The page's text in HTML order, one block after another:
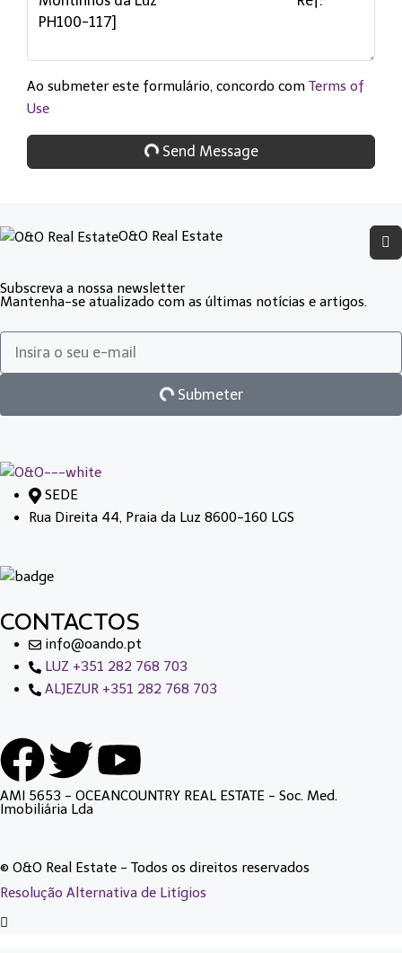
Ao submeter este formulário, concordo com Terms of
Use
Send Message
O&O Real Estate
Subscreva a nossa newsletter
Mantenha-se atualizado com as últimas notícias e artigos.
Submeter
SEDE
Rua Direita 44, Praia da Luz 8600-160 LGS
CONTACTOS
info@oando.pt
LUZ +351 282 768 703
ALJEZUR +351 282 768 703
AMI 5653 - OCEANCOUNTRY REAL ESTATE - Soc. Med.
Imobiliária Lda
© O&O Real Estate - Todos os direitos reservados
Resolução Alternativa de Litígios